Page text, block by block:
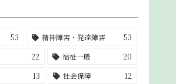
53 精神障害・発達障害
53
22 福祉一般
20
13 社会保障
12